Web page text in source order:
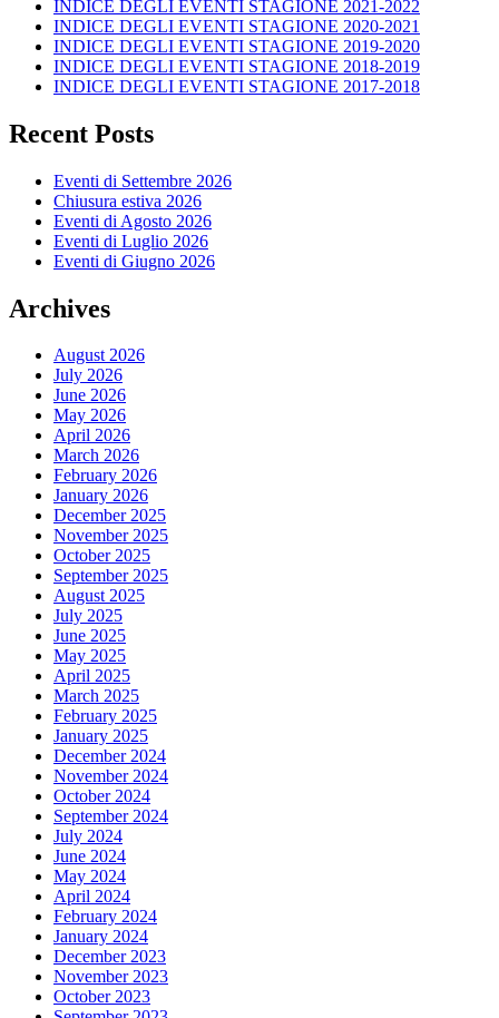
INDICE DEGLI EVENTI STAGIONE 2021-2022
INDICE DEGLI EVENTI STAGIONE 2020-2021
INDICE DEGLI EVENTI STAGIONE 2019-2020
INDICE DEGLI EVENTI STAGIONE 2018-2019
INDICE DEGLI EVENTI STAGIONE 2017-2018
Recent Posts
Eventi di Settembre 2026
Chiusura estiva 2026
Eventi di Agosto 2026
Eventi di Luglio 2026
Eventi di Giugno 2026
Archives
August 2026
July 2026
June 2026
May 2026
April 2026
March 2026
February 2026
January 2026
December 2025
November 2025
October 2025
September 2025
August 2025
July 2025
June 2025
May 2025
April 2025
March 2025
February 2025
January 2025
December 2024
November 2024
October 2024
September 2024
July 2024
June 2024
May 2024
April 2024
February 2024
January 2024
December 2023
November 2023
October 2023